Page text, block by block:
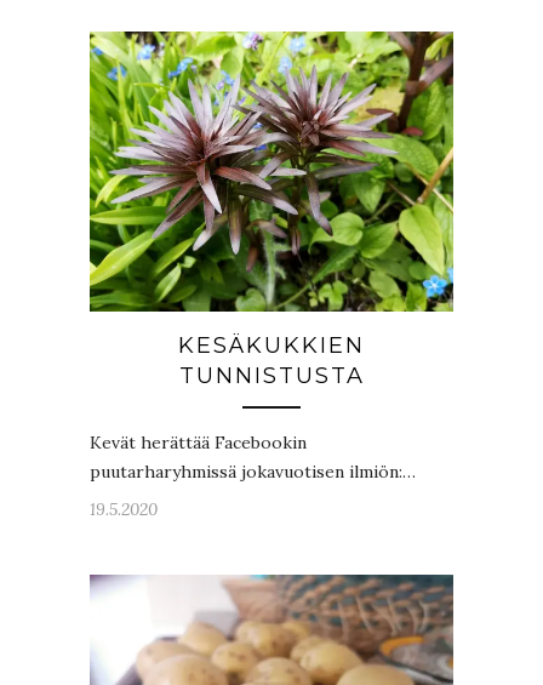
KESÄKUKKIEN
TUNNISTUSTA
Kevät herättää Facebookin
puutarharyhmissä jokavuotisen ilmiön:…
19.5.2020